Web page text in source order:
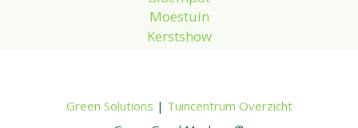
Moestuin
Kerstshow
Green Solutions | Tuincentrum Overzicht